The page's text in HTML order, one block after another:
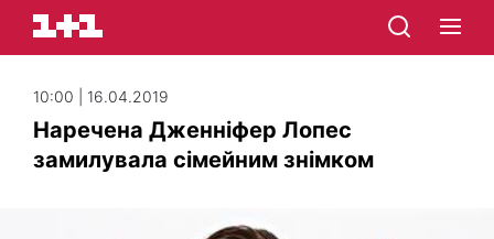
10:00 | 16.04.2019
Наречена Дженніфер Лопес
замилувала сімейним знімком